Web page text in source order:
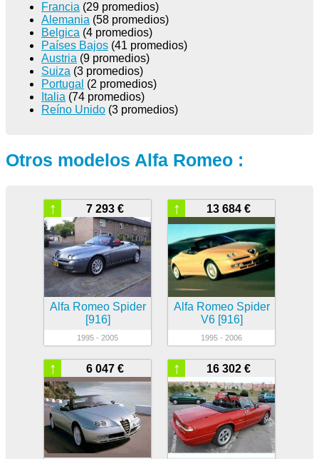
Francia (29 promedios)
Alemania (58 promedios)
Belgica (4 promedios)
Países Bajos (41 promedios)
Austria (9 promedios)
Suiza (3 promedios)
Portugal (2 promedios)
Italia (74 promedios)
Reíno Unido (3 promedios)
Otros modelos Alfa Romeo :
7 293 €
↑
Alfa Romeo Spider
[916]
1995 - 2005
13 684 €
↑
Alfa Romeo Spider
V6 [916]
1995 - 2006
6 047 €
↑ 16 302 €
↑